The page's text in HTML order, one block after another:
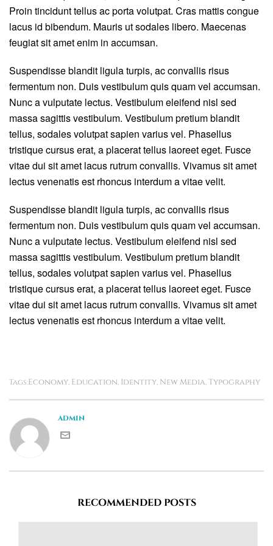
Proin tincidunt tellus ac porta volutpat. Cras mattis congue
lacus id bibendum. Mauris ut sodales libero. Maecenas
feugiat sit amet enim in accumsan.
Suspendisse blandit ligula turpis, ac convallis risus
fermentum non. Duis vestibulum quis quam vel accumsan.
Nunc a vulputate lectus. Vestibulum eleifend nisl sed
massa sagittis vestibulum. Vestibulum pretium blandit
tellus, sodales volutpat sapien varius vel. Phasellus
tristique cursus erat, a placerat tellus laoreet eget. Fusce
vitae dui sit amet lacus rutrum convallis. Vivamus sit amet
lectus venenatis est rhoncus interdum a vitae velit.
Suspendisse blandit ligula turpis, ac convallis risus
fermentum non. Duis vestibulum quis quam vel accumsan.
Nunc a vulputate lectus. Vestibulum eleifend nisl sed
massa sagittis vestibulum. Vestibulum pretium blandit
tellus, sodales volutpat sapien varius vel. Phasellus
tristique cursus erat, a placerat tellus laoreet eget. Fusce
vitae dui sit amet lacus rutrum convallis. Vivamus sit amet
lectus venenatis est rhoncus interdum a vitae velit.
Tags:Economy, Education, Identity, New Media,Typography
admin
RECOMMENDED POSTS